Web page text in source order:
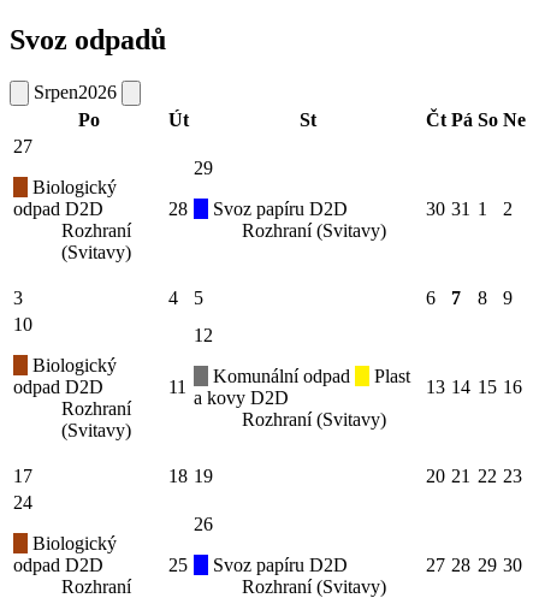
Svoz odpadů
Srpen2026
Po
Út St Čt Pá So Ne
27
Biologický
odpad D2D
Rozhraní
(Svitavy)
28
29
Svoz papíru D2D
Rozhraní (Svitavy)
30 31 1 2
3 4 5 6 7 8
9
10
Biologický
odpad D2D
Rozhraní
(Svitavy)
11
12
Komunální odpad
Plast
a kovy D2D
Rozhraní (Svitavy)
13 14 15 16
17 18 19 20 21 22 23
24
Biologický
odpad D2D
Rozhraní
25
26
Svoz papíru D2D
Rozhraní (Svitavy)
27 28 29 30